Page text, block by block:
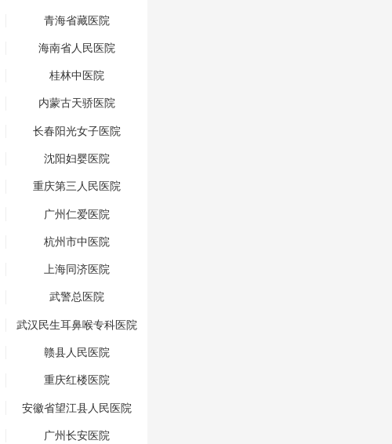
青海省藏医院
海南省人民医院
桂林中医院
内蒙古天骄医院
长春阳光女子医院
沈阳妇婴医院
重庆第三人民医院
广州仁爱医院
杭州市中医院
上海同济医院
武警总医院
武汉民生耳鼻喉专科医院
赣县人民医院
重庆红楼医院
安徽省望江县人民医院
广州长安医院